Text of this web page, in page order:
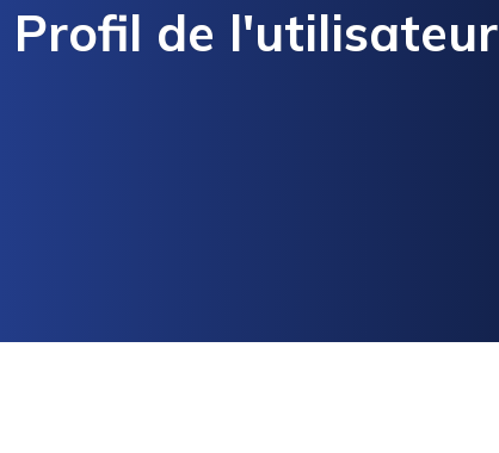
Profil de l'utilisateur